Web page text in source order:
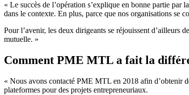
« Le succès de l’opération s’explique en bonne partie par la
dans le contexte. En plus, parce que nos organisations se
Pour l’avenir, les deux dirigeants se réjouissent d’ailleurs
mutuelle. »
Comment PME MTL a fait la
« Nous avons contacté PME MTL en 2018 afin d’obtenir
plateformes pour des projets entrepreneuriaux.